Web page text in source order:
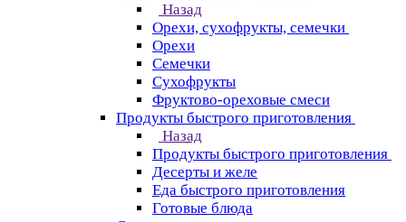
Назад
Орехи, сухофрукты, семечки
Орехи
Семечки
Сухофрукты
Фруктово-ореховые смеси
Продукты быстрого приготовления
Назад
Продукты быстрого приготовления
Десерты и желе
Еда быстрого приготовления
Готовые блюда